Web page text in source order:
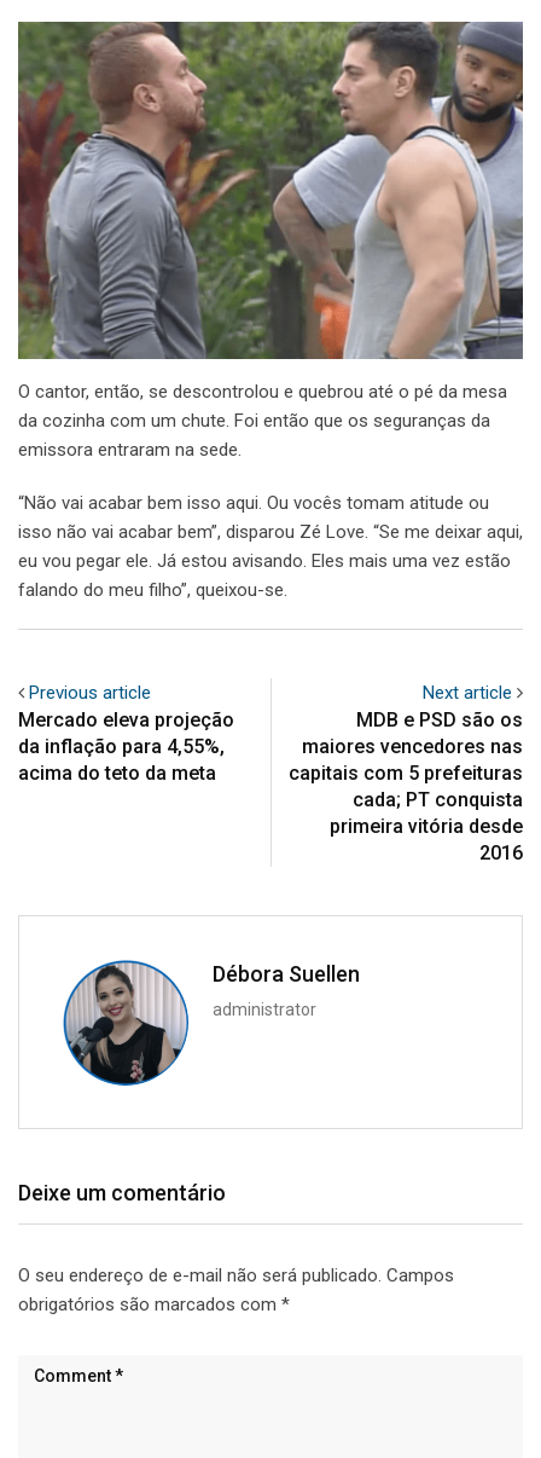
O cantor, então, se descontrolou e quebrou até o pé da mesa
da cozinha com um chute. Foi então que os seguranças da
emissora entraram na sede.
“Não vai acabar bem isso aqui. Ou vocês tomam atitude ou
isso não vai acabar bem”, disparou Zé Love. “Se me deixar aqui,
eu vou pegar ele. Já estou avisando. Eles mais uma vez estão
falando do meu filho”, queixou-se.
Previous article
Mercado eleva projeção
da inflação para 4,55%,
acima do teto da meta
Next article
MDB e PSD são os
maiores vencedores nas
capitais com 5 prefeituras
cada; PT conquista
primeira vitória desde
2016
Débora Suellen
administrator
Deixe um comentário
O seu endereço de e-mail não será publicado. Campos
obrigatórios são marcados com *